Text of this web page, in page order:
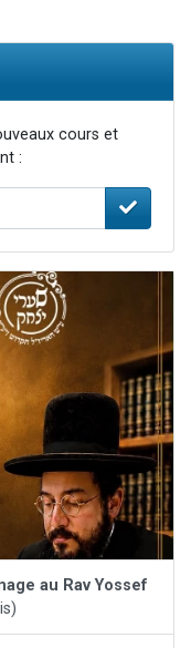
cours et
:
au Rav Yossef